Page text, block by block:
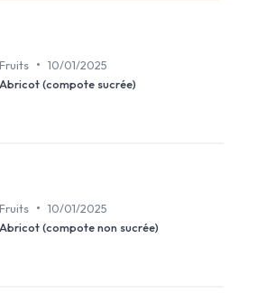
Fruits • 10/01/2025
Abricot (compote sucrée)
Fruits • 10/01/2025
Abricot (compote non sucrée)